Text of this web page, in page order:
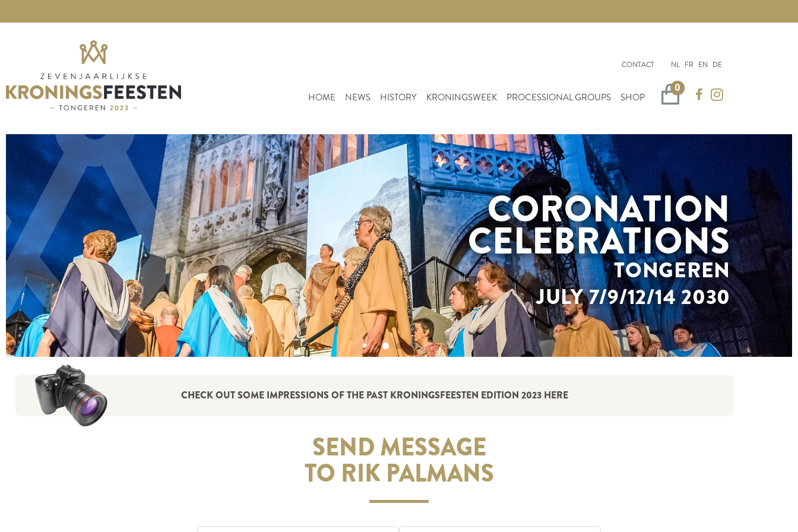
CONTACT NL FR EN DE
HOME NEWS HISTORY KRONINGSWEEK PROCESSIONAL GROUPS SHOP Winkelwagen
0
CORONATION
CELEBRATIONS
TONGEREN
JULY 7/9/12/14 2030
CHECK OUT SOME IMPRESSIONS OF THE PAST KRONINGSFEESTEN EDITION 2023 HERE
SEND MESSAGE
TO RIK PALMANS